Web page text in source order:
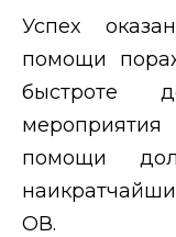
Успех
помощи
быстроте
помощи
ОВ.